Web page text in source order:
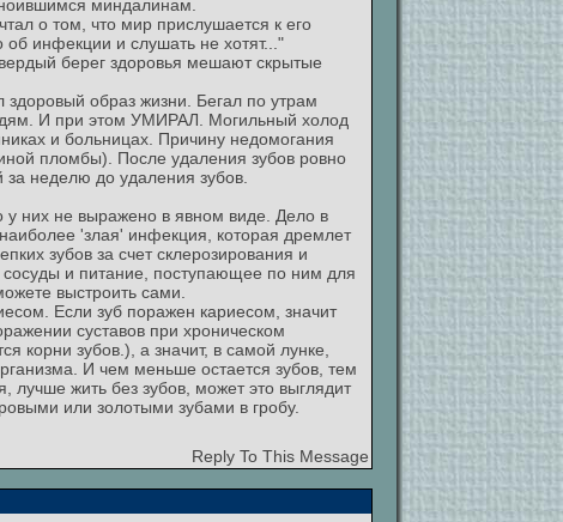
миндалинам.
о том, что мир прислушается к его
об инфекции и слушать не хотят..."
берег здоровья мешают скрытые
образ жизни. Бегал по утрам
И при этом УМИРАЛ. Могильный холод
и больницах. Причину недомогания
пломбы). После удаления зубов ровно
неделю до удаления зубов.
у них не выражено в явном виде. Дело в
'злая' инфекция, которая дремлет
зубов за счет склерозирования и
сосуды и питание, поступающее по ним для
выстроить сами.
Если зуб поражен кариесом, значит
суставов при хроническом
корни зубов.), а значит, в самой лунке,
И чем меньше остается зубов, тем
лучше жить без зубов, может это выглядит
или золотыми зубами в гробу.
Reply To This Message